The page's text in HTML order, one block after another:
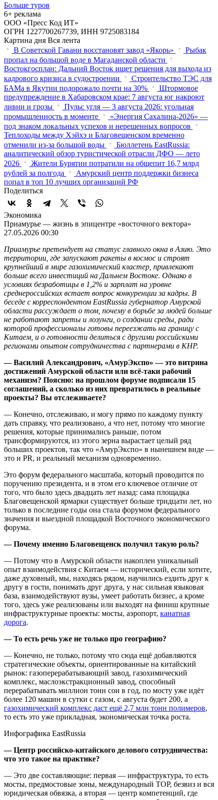
Больше туров
6+ реклама
ООО «Пресс Код ИТ»
ОГРН 1227700267739, ИНН 9725083184
Картина дня Вся лента
В Советской Гавани восстановят завод «Якорь»
Рыбак
пропал на большой воде в Магаданской области
Востокгосплан: Дальний Восток ищет решения для выхода из
кадрового кризиса в судостроении
Строительство ТЭС для
БАМа в Якутии подорожало почти на 30%
Штормовое
предупреждение в Хабаровском крае: 7 августа юг накроют
ливни и грозы
Пульс угля — 3 августа 2026: угольная
промышленность в моменте
«Энергия Сахалина-2026» —
под знаком локальных успехов и нерешенных вопросов
Теплоходы между Хэйхэ и Благовещенском временно
отменили из-за большой воды
Бюллетень EastRussia:
аналитический обзор туристической отрасли ДФО — лето
2026
Жители Бурятии потратили на общепит 16,7 млрд
рублей за полгода
Амурский центр поддержки бизнеса
попал в топ 10 лучших организаций РФ
Поделиться
Экономика
Приамурье — жизнь в эпицентре «восточного вектора»
27.05.2026 00:30
Приамурье претендует на статус главного окна в Азию. Это
территории, где запускают ракеты в космос и строят
крупнейший в мире газохимический кластер, привлекают
больше всего инвестиций на Дальнем Востоке. Однако в
условиях безработицы в 1,2% и зарплат на уровне
среднероссийских встает вопрос конкуренции за кадры. В
беседе с корреспондентом EastRussia губернатор Амурской
области рассуждает о том, почему в борьбе за людей больше
не работают запреты и лозунги, о создании среды, ради
которой профессионалы готовы переезжать на границу с
Китаем, и о готовности делиться с другими российскими
регионами опытом сотрудничества с партнерами в КНР.
— Василий Александрович, «АмурЭкспо» — это витрина
достижений Амурской области или всё-таки рабочий
механизм? Поясню: на прошлом форуме подписали 15
соглашений, а сколько из них превратилось в реальные
проекты? Вы отслеживаете?
— Конечно, отслеживаю, и могу прямо по каждому пункту
дать справку, что реализовано, а что нет, потому что многие
решения, которые принимались раньше, потом
трансформируются, из этого зерна вырастает целый ряд
больших проектов, так что «АмурЭкспо» в нынешнем виде —
это и PR, и реальный механизм одновременно.
Это форум федерального масштаба, который проводится по
поручению президента, и в этом его ключевое отличие от
того, что было здесь двадцать лет назад: сама площадка
Благовещенской ярмарки существует больше тридцати лет, но
только в последние годы она стала форумом федерального
значения и выездной площадкой Восточного экономического
форума.
— Почему именно Благовещенск получил такую роль?
— Потому что в Амурской области накоплен уникальный
опыт взаимодействия с Китаем — исторический, если хотите,
даже духовный, мы, находясь рядом, научились ездить друг к
другу в гости, понимать друг друга, у нас сильная языковая
база, взаимодействуют вузы, умеет работать бизнес, а кроме
того, здесь уже реализованы или выходят на финиш крупные
инфраструктурные проекты: мосты, аэропорт, канатная
дорога.
— То есть речь уже не только про географию?
— Конечно, не только, потому что сюда ещё добавляются
стратегические объекты, ориентированные на китайский
рынок: газоперерабатывающий завод, газохимический
комплекс, маслоэкстракционный завод, способный
перерабатывать миллион тонн сои в год, по мосту уже идёт
более 120 машин в сутки с газом, с августа будет 200, а
газохимический комплекс даст ещё 2,7 млн тонн полимеров,
то есть это уже прикладная, экономическая точка роста.
Инфографика EastRussia
— Центр российско-китайского делового сотрудничества:
что это такое на практике?
— Это две составляющие: первая — инфраструктура, то есть
мосты, предмостовые зоны, международный ТОР, безвиз и вся
юридическая обвязка, а вторая — центр компетенций, где